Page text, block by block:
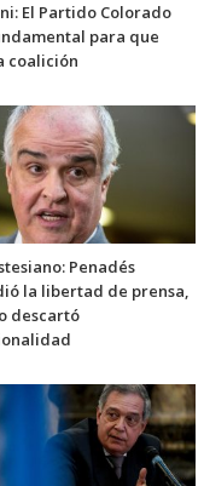
El Partido Colorado
para que
coalición
Penadés
la libertad de prensa,
descartó